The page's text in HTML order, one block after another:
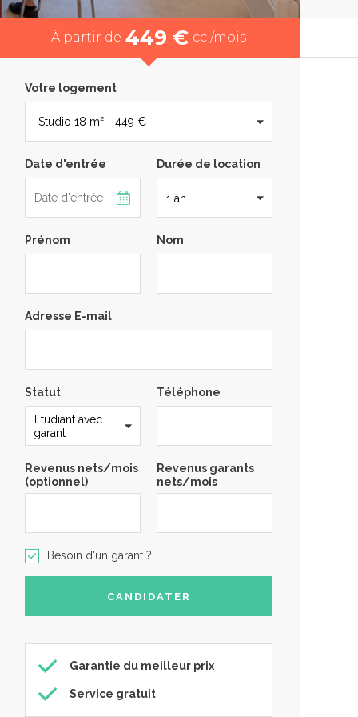
À partir de 449 € cc /mois
Votre logement
Date d'entrée Durée de location
Prénom Nom
Adresse E-mail
Statut Téléphone
Revenus nets/mois
(optionnel)
Revenus garants
nets/mois
Besoin d'un garant ?
Garantie du meilleur prix
Service gratuit